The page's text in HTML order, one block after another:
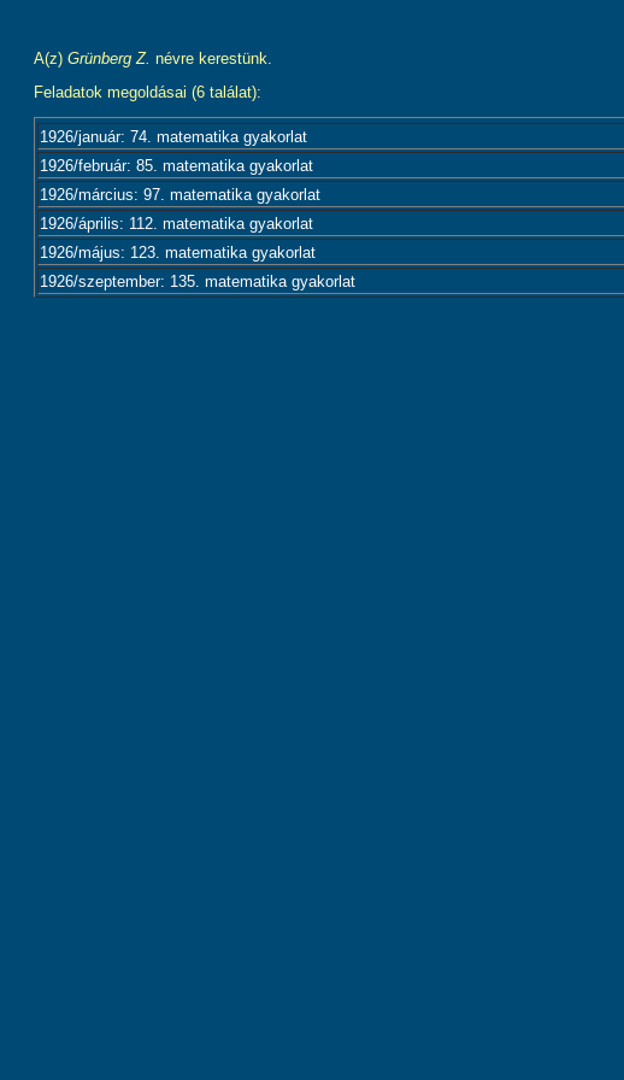
A(z) Grünberg Z. névre kerestünk.
Feladatok megoldásai (6 találat):
1926/január: 74. matematika gyakorlat
1926/február: 85. matematika gyakorlat
1926/március: 97. matematika gyakorlat
1926/április: 112. matematika gyakorlat
1926/május: 123. matematika gyakorlat
1926/szeptember: 135. matematika gyakorlat